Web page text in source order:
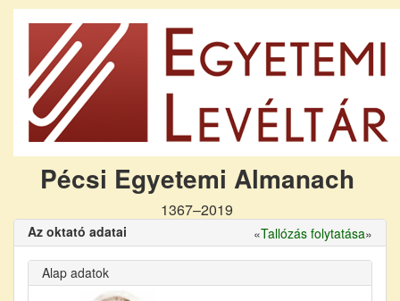
Pécsi Egyetemi Almanach
1367–2019
Az oktató adatai «Tallózás folytatása»
Alap adatok